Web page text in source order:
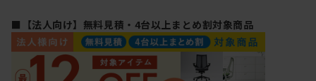
■【法人向け】無料見積・4台以上まとめ割対象商品